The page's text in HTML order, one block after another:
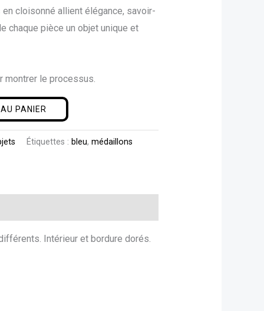
cloisonné allient élégance, savoir-
chaque pièce un objet unique et
montrer le processus.
PANIER
Étiquettes : bleu,médaillons
Intérieur et bordure dorés.